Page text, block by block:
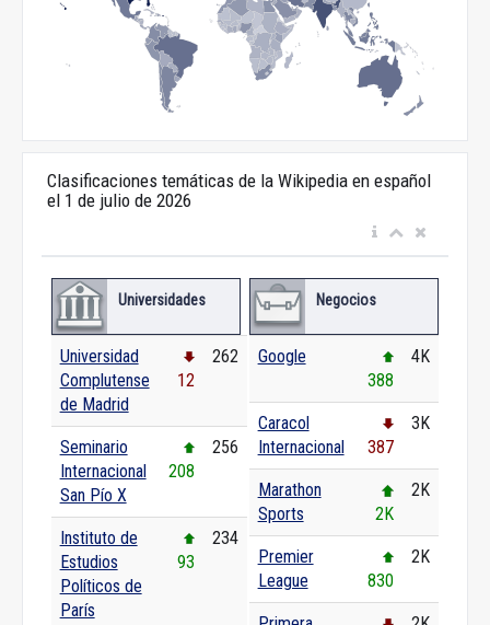
Clasificaciones temáticas de la Wikipedia en español
el 1 de julio de 2026
Universidades
Universidad
Complutense
de Madrid
12
262
Seminario
Internacional
San Pío X
208
256
Instituto de
Estudios
Políticos de
París
93
234
Negocios
Google
388
4K
Caracol
Internacional
387
3K
Marathon
Sports
2K
2K
Premier
League
830
2K